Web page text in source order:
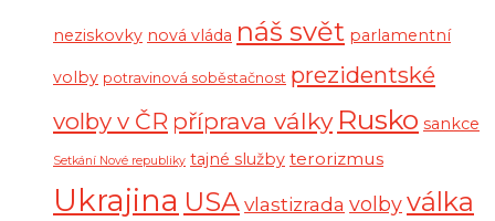
neziskovky nová vláda náš svět parlamentní
volby potravinová soběstačnost prezidentské
volby v ČR příprava války Rusko sankce
Setkání Nové republiky tajné služby terorizmus
Ukrajina USAvlastizrada volbyválka